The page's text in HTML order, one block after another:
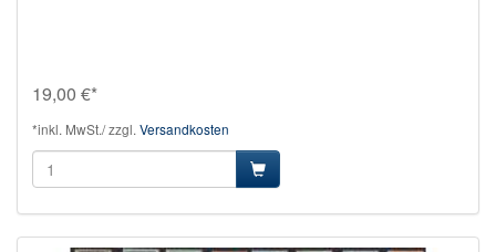
19,00 €*
*inkl. MwSt./ zzgl. Versandkosten